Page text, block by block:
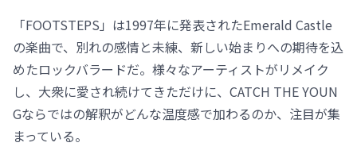
「FOOTSTEPS」は1997年に発表されたEmerald Castle
の楽曲で、別れの感情と未練、新しい始まりへの期待を込
めたロックバラードだ。様々なアーティストがリメイク
し、大衆に愛され続けてきただけに、CATCH THE YOUN
Gならではの解釈がどんな温度感で加わるのか、注目が集
まっている。